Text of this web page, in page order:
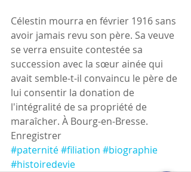
Célestin mourra en février 1916 sans
avoir jamais revu son père. Sa veuve
se verra ensuite contestée sa
succession avec la sœur ainée qui
avait semble-t-il convaincu le père de
lui consentir la donation de
l'intégralité de sa propriété de
maraîcher. À Bourg-en-Bresse.
Enregistrer
#paternité#filiation #biographie
#histoiredevie